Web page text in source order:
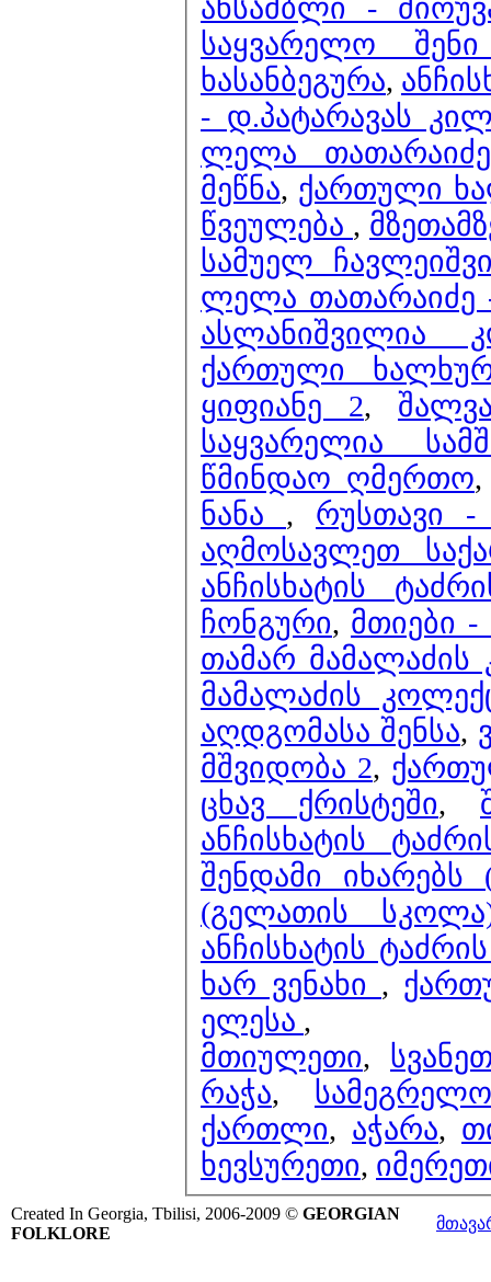
ანსამბლი -
საყვარელო
ხასანბეგურა,
- დ.პატარავას
ლელა თათარაიძე
მეწნა, ქართული
წვეულება ,
სამუელ
ლელა თათარაიძე
ქართული
ყიფიანე 2,
საყვარელია
წმინდაო ღმერთო
ნანა , რუსთავი -
აღმოსავლეთ
ანჩისხატის
ჩონგური, მთიები
თამარ მამალაძის
მამალაძის
აღდგომასა შენსა,
მშვიდობა 2,
ცხავ ქრისტეში,
ანჩისხატის
შენდამი იხარებს
(გელათის
ანჩისხატის
ხარ ვენახი ,
ელესა ,
მთიულეთი,
რაჭა, სამეგრელო
ქართლი, აჭარა,
ხევსურეთი,
Created In Georgia, Tbilisi, 2006-2009 © GEORGIAN
FOLKLORE